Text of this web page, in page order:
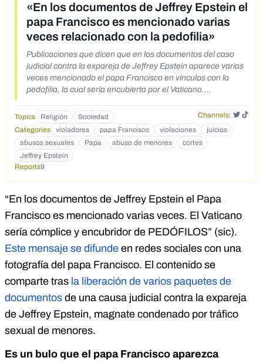
«En los documentos de Jeffrey Epstein el
papa Francisco es mencionado varias
veces relacionado con la pedofilia»
Publicaciones que dicen que en los documentos del caso
judicial contra la expareja de Jeffrey Epstein aparece varias
veces mencionado el papa Francisco en vínculos con la
pedofilia, la cual sería encubierta por el Vaticano.
65364
Topics Religión Sociedad
Channels:
Categories
violadores papa Francisco violaciones
juicios
abusos sexuales
Papa abuso de menores
cortes
Jeffrey Epstein
Reports9
“En los documentos de Jeffrey Epstein el Papa
Francisco es mencionado varias veces. El Vaticano
sería cómplice y encubridor de PEDÓFILOS” (sic).
Este mensaje se difunde en redes sociales con una
fotografía del papa Francisco. El contenido se
comparte tras la liberación de varios paquetes de
documentos de una causa judicial contra la expareja
de Jeffrey Epstein, magnate condenado por tráfico
sexual de menores.
Es un bulo que el papa Francisco aparezca